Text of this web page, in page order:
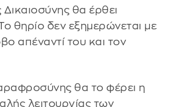
θα έρθει
θηρίο δεν εξημερώνεται με
απέναντί του και τον
θα το φέρει η
λειτουργίας των